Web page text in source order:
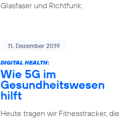
Glasfaser und Richtfunk.
11. Dezember 2019
DIGITAL HEALTH:
Wie 5G im
Gesundheitswesen
hilft
Heute tragen wir Fitnesstracker, die